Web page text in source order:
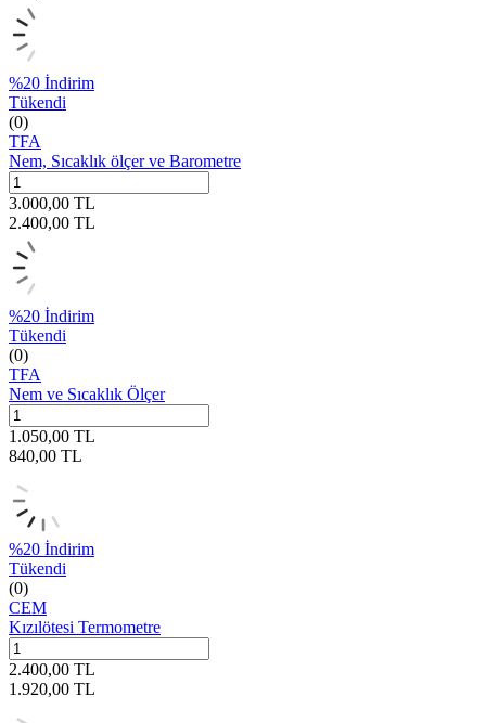
%20 İndirim
Tükendi
(0)
TFA
Nem, Sıcaklık ölçer ve Barometre
3.000,00 TL
2.400,00 TL
%20 İndirim
Tükendi
(0)
TFA
Nem ve Sıcaklık Ölçer
1.050,00 TL
840,00 TL
%20 İndirim
Tükendi
(0)
CEM
Kızılötesi Termometre
2.400,00 TL
1.920,00 TL